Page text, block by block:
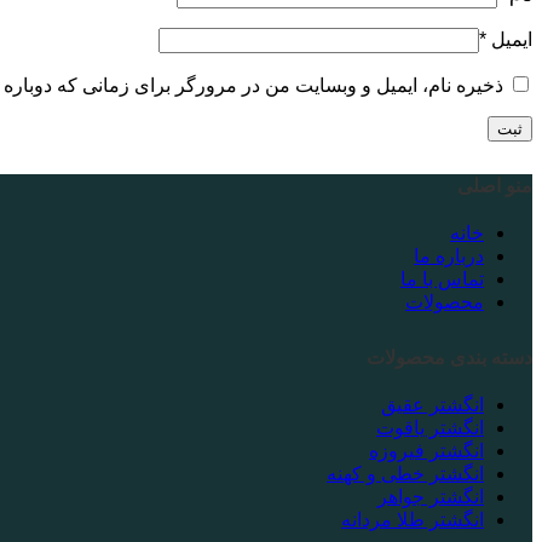
ایمیل *
ذخیره نام، ایمیل و وبسایت من در مرورگر برای زمانی که
منو اصلی
خانه
درباره ما
تماس با ما
محصولات
دسته بندی محصولات
انگشتر عقیق
انگشتر یاقوت
انگشتر فیروزه
انگشتر خطی و کهنه
انگشتر جواهر
انگشتر طلا مردانه